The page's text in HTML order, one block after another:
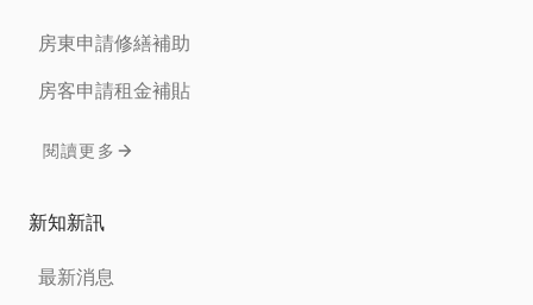
房東申請修繕補助
房客申請租金補貼
閱讀更多
新知新訊
最新消息